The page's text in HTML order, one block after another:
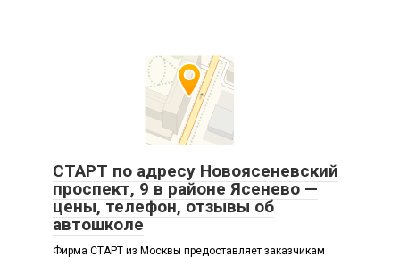
СТАРТ по адресу Новоясеневский
проспект, 9 в районе Ясенево —
цены, телефон, отзывы об
автошколе
Фирма СТАРТ из Москвы предоставляет заказчикам